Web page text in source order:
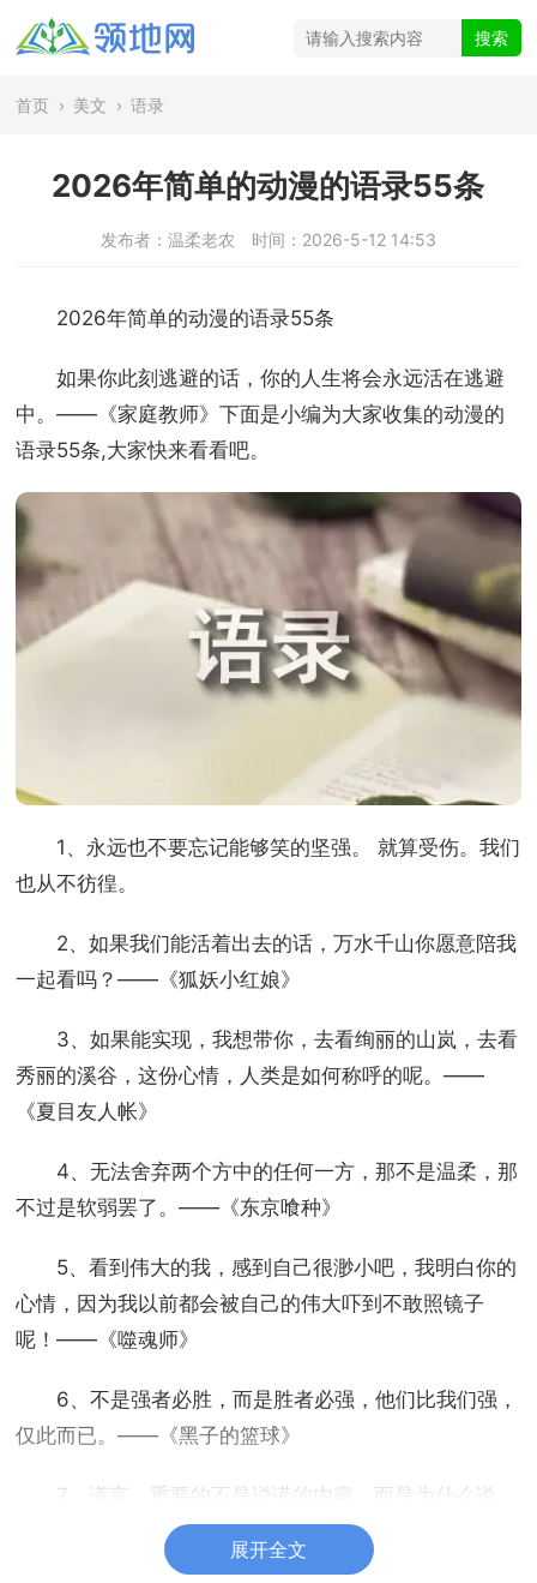
首页 › 美文 › 语录
2026年简单的动漫的语录55条
发布者：温柔老农 时间：2026-5-12 14:53
2026年简单的动漫的语录55条
如果你此刻逃避的话，你的人生将会永远活在逃避
中。——《家庭教师》下面是小编为大家收集的动漫的
语录55条,大家快来看看吧。
1、永远也不要忘记能够笑的坚强。 就算受伤。我们
也从不彷徨。
2、如果我们能活着出去的话，万水千山你愿意陪我
一起看吗？——《狐妖小红娘》
3、如果能实现，我想带你，去看绚丽的山岚，去看
秀丽的溪谷，这份心情，人类是如何称呼的呢。——
《夏目友人帐》
4、无法舍弃两个方中的任何一方，那不是温柔，那
不过是软弱罢了。——《东京喰种》
5、看到伟大的我，感到自己很渺小吧，我明白你的
心情，因为我以前都会被自己的伟大吓到不敢照镜子
呢！——《噬魂师》
6、不是强者必胜，而是胜者必强，他们比我们强，
仅此而已。——《黑子的篮球》
7、谎言，重要的不是说谎的内容，而是为什么说
谎。——《狼与香辛料》
展开全文